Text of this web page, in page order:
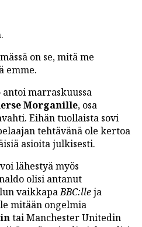
on se, mitä me
emme.
antoi marraskuussa
Morganille, osa
Eihän tuollaista sovi
tehtävänä ole kertoa
asioita julkisesti.
lähestyä myös
olisi antanut
vaikkapaBBC:lleja
mitään ongelmia
tai Manchester Unitedin